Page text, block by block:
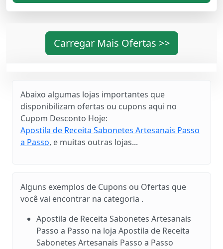
Carregar Mais Ofertas >>
Abaixo algumas lojas importantes que
disponibilizam ofertas ou cupons aqui no
Cupom Desconto Hoje:
Apostila de Receita Sabonetes Artesanais Passo
a Passo, e muitas outras lojas...
Alguns exemplos de Cupons ou Ofertas que
você vai encontrar na categoria .
Apostila de Receita Sabonetes Artesanais
Passo a Passo na loja Apostila de Receita
Sabonetes Artesanais Passo a Passo